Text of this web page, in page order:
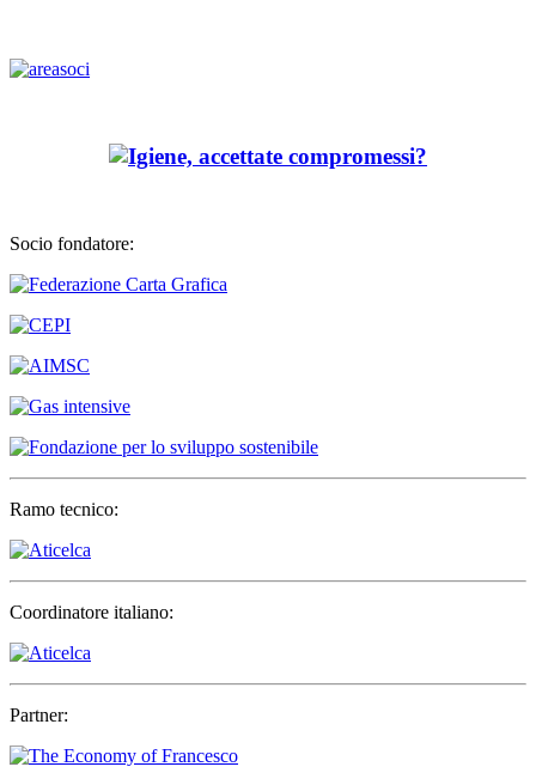
Socio fondatore:
Ramo tecnico:
Coordinatore italiano:
Partner: